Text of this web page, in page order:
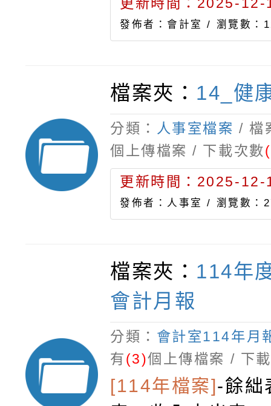
發佈者：會計室 / 瀏覽數：
檔案夾： 14_健
分類： 人事室檔案 / 檔
個上傳檔案 / 下載次數
更新時間：2025-
發佈者：人事室 / 瀏覽數：
檔案夾： 114年
會計月報
分類： 會計室114年月
有(3)個上傳檔案 / 下
[114年檔案]-餘絀